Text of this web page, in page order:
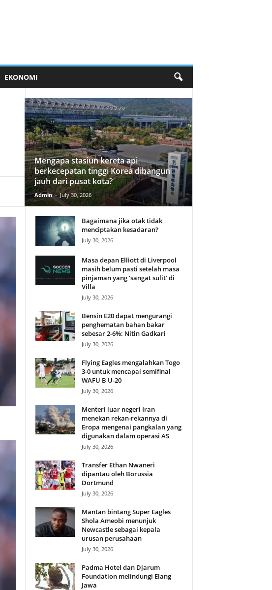
EKONOMI
Mengapa stasiun kereta api
berkecepatan tinggi Korea dibangun
jauh dari pusat kota?
Admin - July 30, 2026
Bagaimana jika otak tidak
menciptakan kesadaran?
July 30, 2026
Masa depan Elliott di Liverpool
masih belum pasti setelah masa
pinjaman yang ‘sangat sulit’ di
Villa
July 30, 2026
Bensin E20 dapat mengurangi
penghematan bahan bakar
sebesar 2-6%: Nitin Gadkari
July 30, 2026
Flying Eagles mengalahkan Togo
3-0 untuk mencapai semifinal
WAFU B U-20
July 30, 2026
Menteri luar negeri Iran
menekan rekan-rekannya di
Eropa mengenai pangkalan yang
digunakan dalam operasi AS
July 30, 2026
Transfer Ethan Nwaneri
dipantau oleh Borussia
Dortmund
July 30, 2026
Mantan bintang Super Eagles
Shola Ameobi menunjuk
Newcastle sebagai kepala
urusan perusahaan
July 30, 2026
Padma Hotel dan Djarum
Foundation melindungi Elang
Jawa